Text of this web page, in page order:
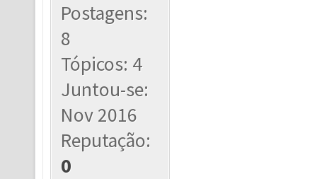
Postagens:
8
Tópicos: 4
Juntou-se:
Nov 2016
Reputação:
0